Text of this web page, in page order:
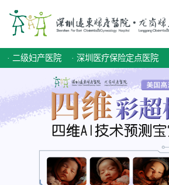
· 二级妇产医院 · 深圳医疗保险定点医院